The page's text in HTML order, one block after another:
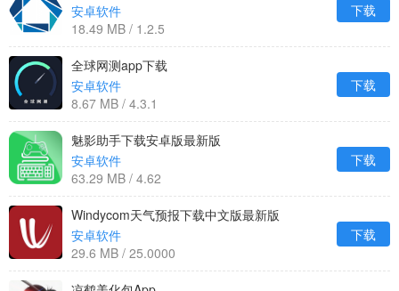
安卓软件
18.49 MB / 1.2.5
下载
全球网测app下载
安卓软件
8.67 MB / 4.3.1
下载
魅影助手下载安卓版最新版
安卓软件
63.29 MB / 4.62
下载
Windycom天气预报下载中文版最新版
安卓软件
29.6 MB / 25.0000
下载